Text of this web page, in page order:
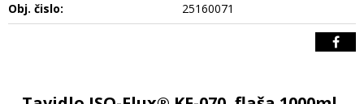
Obj. čislo: 25160071